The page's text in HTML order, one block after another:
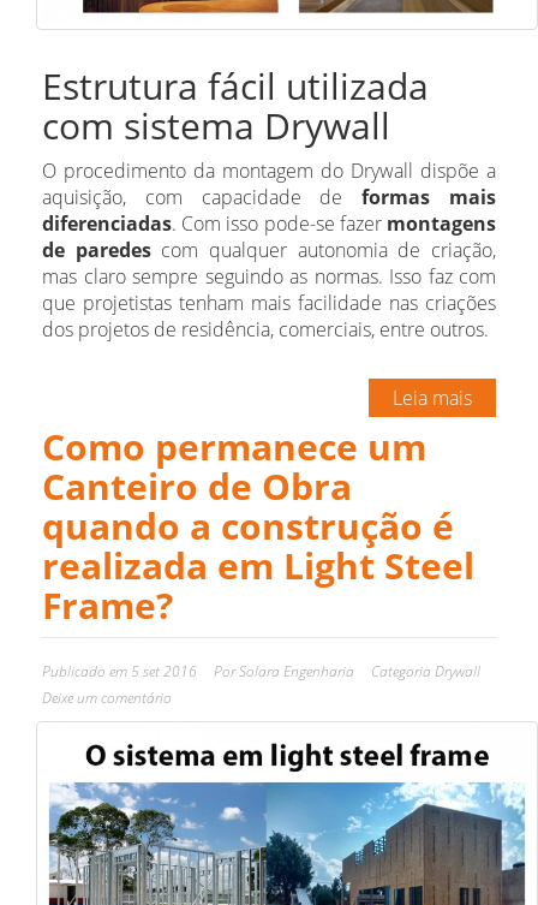
Estrutura fácil utilizada
com sistema Drywall
O procedimento da montagem do Drywall dispõe a
aquisição, com capacidade deformas mais
diferenciadas. Com isso pode-se fazer montagens
de paredescom qualquer autonomia de criação,
mas claro sempre seguindo as normas. Isso faz com
que projetistas tenham mais facilidade nas criações
dos projetos de residência, comerciais, entre outros.
Leia mais
Como permanece um
Canteiro de Obra
quando a construção é
realizada em Light Steel
Frame?
Publicado em5 set 2016 PorSolara Engenharia Categoria Drywall
Deixe um comentário